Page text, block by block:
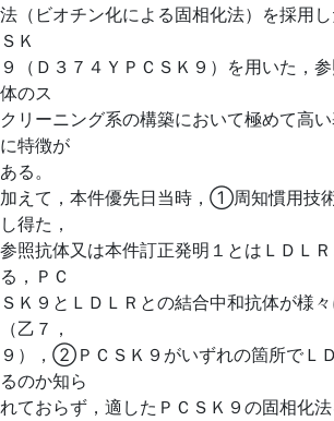
法（ビオチン化による固相化法）を採用
ＳＫ
９（Ｄ３７４ＹＰＣＳＫ９）を用いた，
体のス
クリーニング系の構築において極めて高
に特徴が
ある。
加えて，本件優先日当時，①周知慣用技
し得た，
参照抗体又は本件訂正発明１とはＬＤＬ
る，ＰＣ
ＳＫ９とＬＤＬＲとの結合中和抗体が様
（乙７，
９），②ＰＣＳＫ９がいずれの箇所でＬ
るのか知ら
れておらず，適したＰＣＳＫ９の固相化